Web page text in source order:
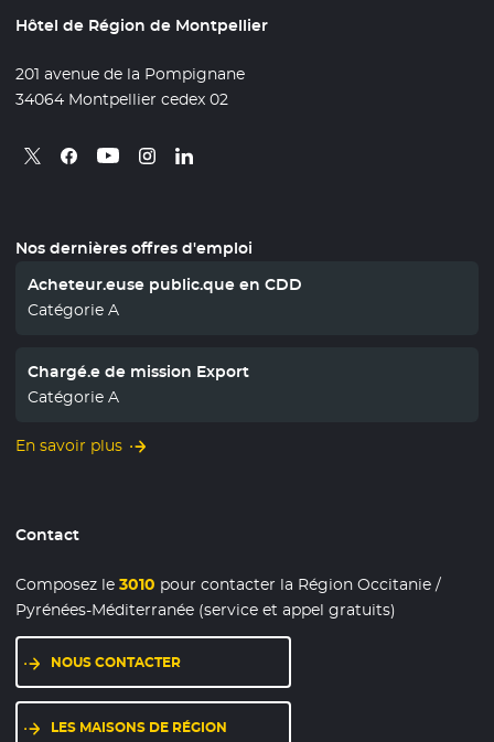
Hôtel de Région de Montpellier
201 avenue de la Pompignane
34064 Montpellier cedex 02
Retrouvez nous sur X
- Nouvelle fenêtre
Retrouvez nous sur Facebook
- Nouvelle fenêtre
Retrouvez nous sur Youtube
- Nouvelle fenêtre
Retrouvez nous sur Instagram
- Nouvelle fenêtre
Retrouvez nous sur Linkedin
- Nouvelle fenêtre
Nos dernières offres d'emploi
Acheteur.euse public.que en CDD
Catégorie A
Chargé.e de mission Export
Catégorie A
En savoir plus
Contact
Composez le3010 pour contacter la Région Occitanie /
Pyrénées-Méditerranée (service et appel gratuits)
NOUS CONTACTER
LES MAISONS DE RÉGION